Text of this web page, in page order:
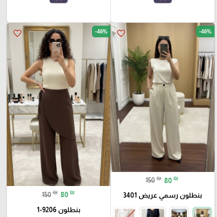
favorite_border -46%
150 ₪ 80 ₪
بنطلون رسمي عريض 3401
favorite_border -46%
150 ₪ 80 ₪
بنطلون 9206-1